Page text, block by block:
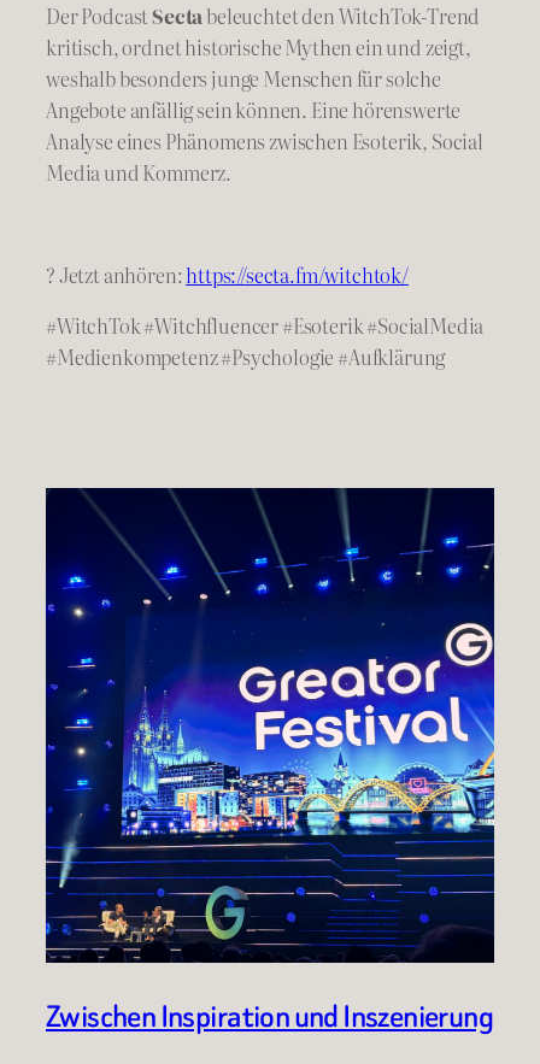
Der PodcastSectabeleuchtet den WitchTok-Trend
kritisch, ordnet historische Mythen ein und zeigt,
weshalb besonders junge Menschen für solche
Angebote anfällig sein können. Eine hörenswerte
Analyse eines Phänomens zwischen Esoterik, Social
Media und Kommerz.
? Jetzt anhören:https://secta.fm/witchtok/
#WitchTok #Witchfluencer #Esoterik #SocialMedia
#Medienkompetenz #Psychologie #Aufklärung
Zwischen Inspiration und Inszenierung